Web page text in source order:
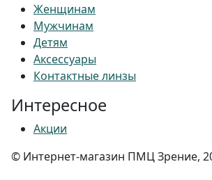
Женщинам
Мужчинам
Детям
Аксессуары
Контактные линзы
Интересное
Акции
© Интернет-магазин ПМЦ Зрение,